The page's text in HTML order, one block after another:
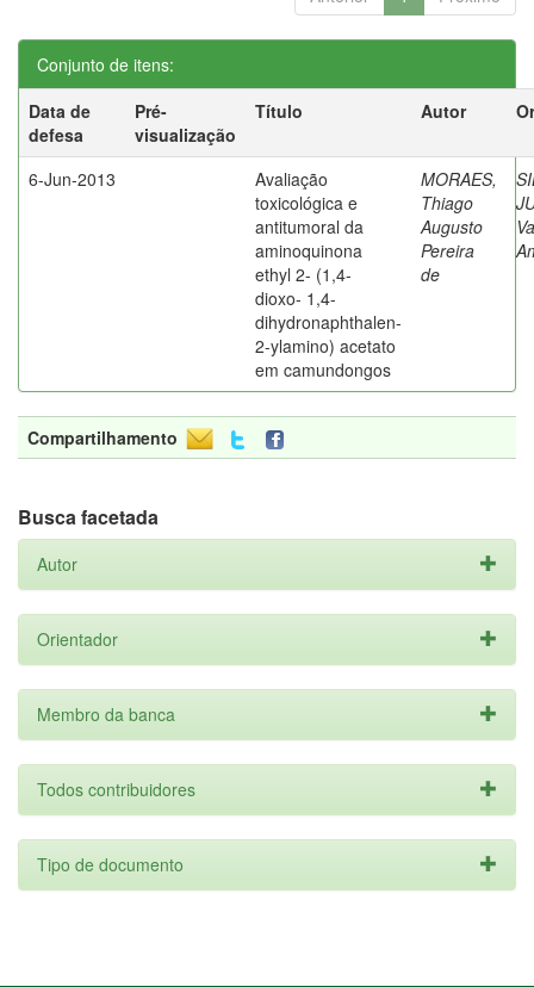
Conjunto de itens:
Data de
defesa
Pré-
visualização
Título Autor
6-Jun-2013
Avaliação
toxicológica e
antitumoral da
aminoquinona
ethyl 2- (1,4-
dioxo- 1,4-
dihydronaphthalen-
2-ylamino) acetato
em camundongos
MORAES,
Thiago
Augusto
Pereira
de
Compartilhamento
Busca facetada
Autor
Orientador
Membro da banca
Todos contribuidores
Tipo de documento